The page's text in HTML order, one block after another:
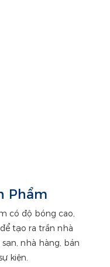
Phẩm
có độ bóng cao,
tạo ra trần nhà
nhà hàng, bán
kiện.